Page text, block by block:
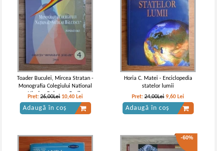
Toader Buculei, Mircea Stratan -
Monografia Colegiului National
Nicolae Balcescu Braila
Pret:26,00Lei 10,40 Lei
Adaugă în coș
Horia C. Matei - Enciclopedia
statelor lumii
Pret:24,00Lei 9,60 Lei
Adaugă în coș
-60%